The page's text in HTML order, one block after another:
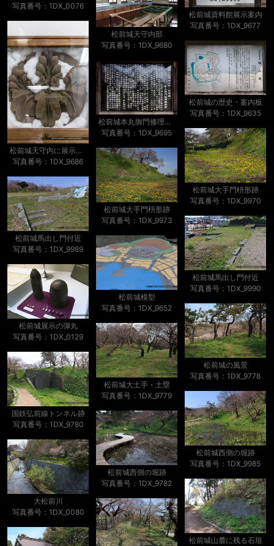
写真番号：1DX_0076
松前城資料館展示案内
写真番号：1DX_9677
松前城天守内部
写真番号：1DX_9680
松前城天守内に展示された聚楽第の桐章
写真番号：1DX_9686
松前城の歴史・案内板
写真番号：1DX_9635
松前城本丸御門修理概要等
写真番号：1DX_9695
松前城大手門枡形跡
写真番号：1DX_9970
松前城大手門枡形跡
写真番号：1DX_9973
松前城馬出し門付近
写真番号：1DX_9989
松前城馬出し門付近
写真番号：1DX_9990
松前城模型
写真番号：1DX_9652
松前城展示の弾丸
写真番号：1DX_0129
松前城の風景
写真番号：1DX_9778
松前城大土手・土塁
写真番号：1DX_9779
国鉄弘前線トンネル跡
写真番号：1DX_9780
松前城西側の堀跡
写真番号：1DX_9985
松前城西側の堀跡
写真番号：1DX_9782
大松前川
写真番号：1DX_0080
松前城山麓に残る石垣